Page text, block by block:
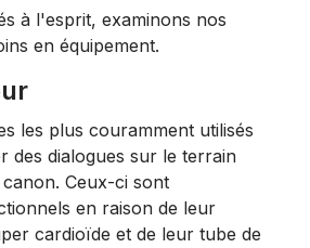
à l'esprit, examinons nos
en équipement.
les plus couramment utilisés
des dialogues sur le terrain
Ceux-ci sont
en raison de leur
cardioïde et de leur tube de